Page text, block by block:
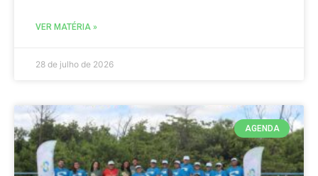
VER MATÉRIA »
28 de julho de 2026
AGENDA